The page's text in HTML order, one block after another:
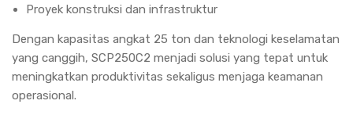
Proyek konstruksi dan infrastruktur
Dengan kapasitas angkat 25 ton dan teknologi keselamatan
yang canggih, SCP250C2 menjadi solusi yang tepat untuk
meningkatkan produktivitas sekaligus menjaga keamanan
operasional.